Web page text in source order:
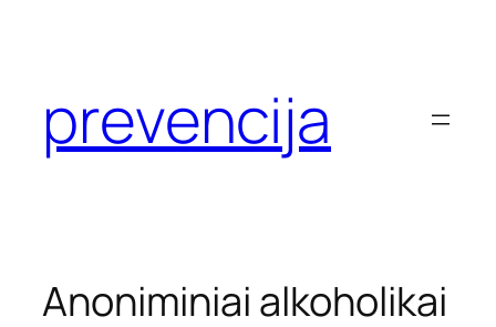
prevencija
Anoniminiai alkoholikai